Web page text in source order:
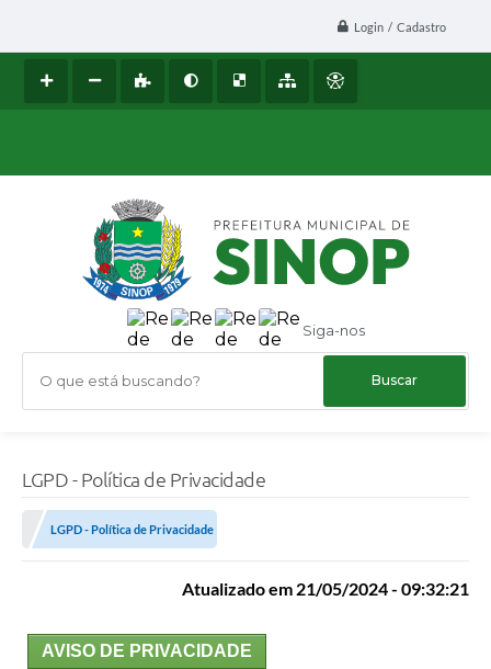
Login / Cadastro
Siga-nos
O que está buscando?
LGPD - Política de Privacidade
LGPD - Política de Privacidade
Atualizado em 21/05/2024 - 09:32:21
AVISO DE PRIVACIDADE